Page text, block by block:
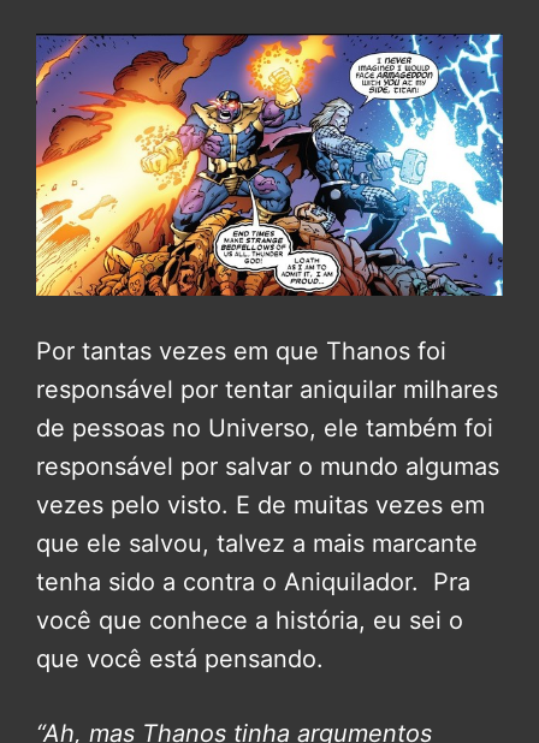
Por tantas vezes em que Thanos foi
responsável por tentar aniquilar milhares
de pessoas no Universo, ele também foi
responsável por salvar o mundo algumas
vezes pelo visto. E de muitas vezes em
que ele salvou, talvez a mais marcante
tenha sido a contra o Aniquilador. Pra
você que conhece a história, eu sei o
que você está pensando.
“Ah, mas Thanos tinha argumentos